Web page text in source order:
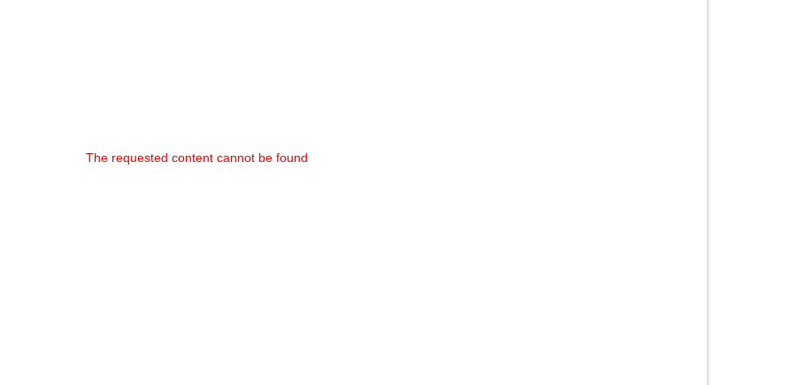
The requested content cannot be found